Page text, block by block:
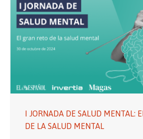
I JORNADA DE SALUD MENTAL:
DE LA SALUD MENTAL